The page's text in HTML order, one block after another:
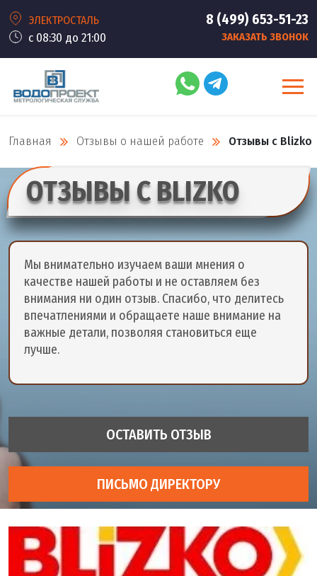
ЭЛЕКТРОСТАЛЬ
с 08:30 до 21:00
8 (499) 653-51-23
ЗАКАЗАТЬ ЗВОНОК
Главная Отзывы о нашей работе Отзывы с Blizko
ОТЗЫВЫ С BLIZKO
Мы внимательно изучаем ваши мнения о
качестве нашей работы и не оставляем без
внимания ни один отзыв. Спасибо, что делитесь
впечатлениями и обращаете наше внимание на
важные детали, позволяя становиться еще
лучше.
ОСТАВИТЬ ОТЗЫВ
ПИСЬМО ДИРЕКТОРУ